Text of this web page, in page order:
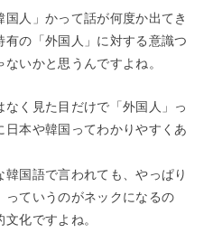
国人」かって話が何度か出てき
の「外国人」に対する意識つ
いかと思うんですよね。
く見た目だけで「外国人」っ
本や韓国ってわかりやすくあ
韓国語で言われても、やっぱり
っていうのがネックになるの
化ですよね。